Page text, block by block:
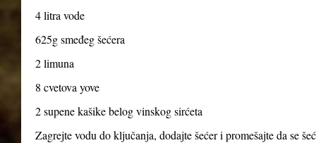
4 litra vode
625g smeđeg šećera
2 limuna
8 cvetova yove
2 supene kašike belog vinskog sirćeta
Zagrejte vodu do ključanja, dodajte šećer i promešajte da se